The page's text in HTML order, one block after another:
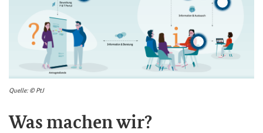
Quel­le: © PtJ
Was ma­chen wir?